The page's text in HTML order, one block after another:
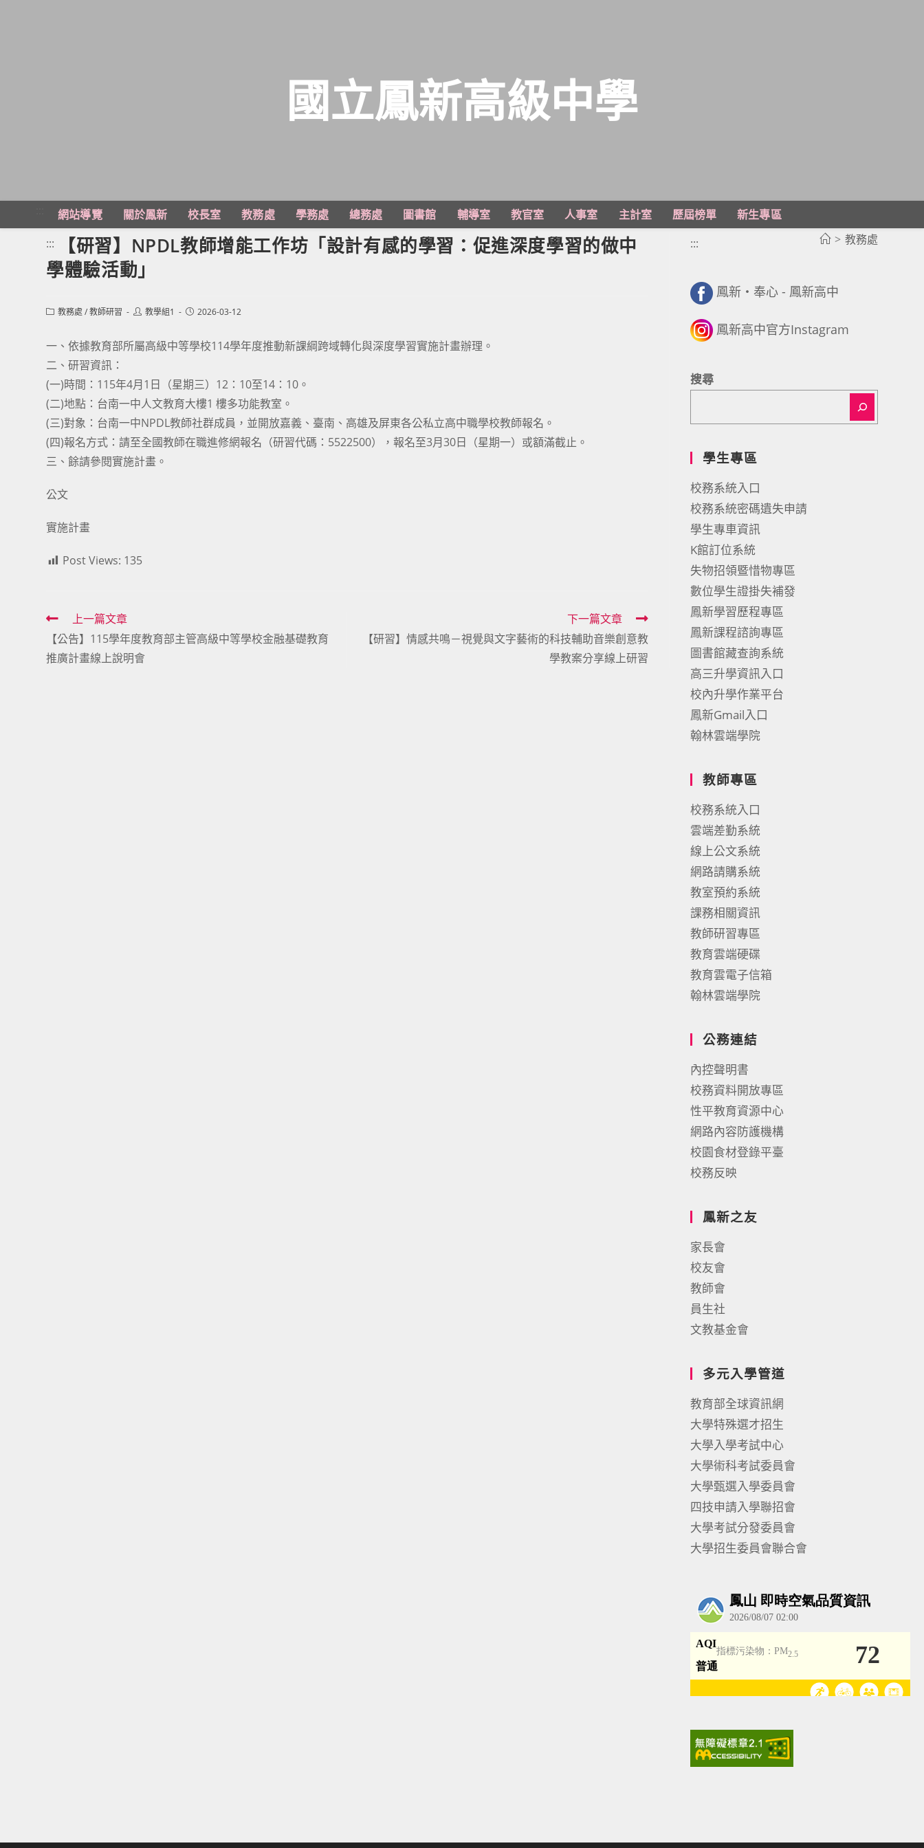
主
國立鳳新高級中學
網站導覽 關於鳳新 校長室 教務處 學務處 總務處 圖書館 輔導室 教官室 人事室 主計室 歷屆榜單
新生專區
> 教務處
:::
【研習】NPDL教師增能工作坊「設計有感的學習：促進深度學習的做中
學體驗活動」
Post教務處 /教師研習
Post教學組1
Post2026-03-12
一、依據教育部所屬高級中等學校114學年度推動新課綱跨域轉化與深度學習實施計畫辦理。
二、研習資訊：
(一)時間：115年4月1日（星期三）12：10至14：10。
(二)地點：台南一中人文教育大樓1 樓多功能教室。
(三)對象：台南一中NPDL教師社群成員，並開放嘉義、臺南、高雄及屏東各公私立高中職學校教師報名。
(四)報名方式：請至全國教師在職進修網報名（研習代碼：5522500），報名至3月30日（星期一）或額滿截止。
三、餘請參閱實施計畫。
公文
實施計畫
Post Views: 135
Read
more
articles
上一篇文章
【公告】115學年度教育部主管高級中等學校金融基礎教育
推廣計畫線上說明會
下一篇文章
【研習】情感共鳴－視覺與文字藝術的科技輔助音樂創意教
學教案分享線上研習
:::
鳳新・奉心 - 鳳新高中
鳳新高中官方Instagram
搜尋
學生專區
校務系統入口
校務系統密碼遺失申請
學生專車資訊
K館訂位系統
失物招領暨惜物專區
數位學生證掛失補發
鳳新學習歷程專區
鳳新課程諮詢專區
圖書館藏查詢系統
高三升學資訊入口
校內升學作業平台
鳳新Gmail入口
翰林雲端學院
教師專區
校務系統入口
雲端差勤系統
線上公文系統
網路請購系統
教室預約系統
課務相關資訊
教師研習專區
教育雲端硬碟
教育雲電子信箱
翰林雲端學院
公務連結
內控聲明書
校務資料開放專區
性平教育資源中心
網路內容防護機構
校園食材登錄平臺
校務反映
鳳新之友
家長會
校友會
教師會
員生社
文教基金會
多元入學管道
教育部全球資訊網
大學特殊選才招生
大學入學考試中心
大學術科考試委員會
大學甄選入學委員會
四技申請入學聯招會
大學考試分發委員會
大學招生委員會聯合會